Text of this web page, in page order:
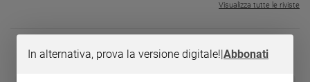
Chiesa
Visualizza tutte le riviste
In alternativa, prova la versione digitale!|Abbonati